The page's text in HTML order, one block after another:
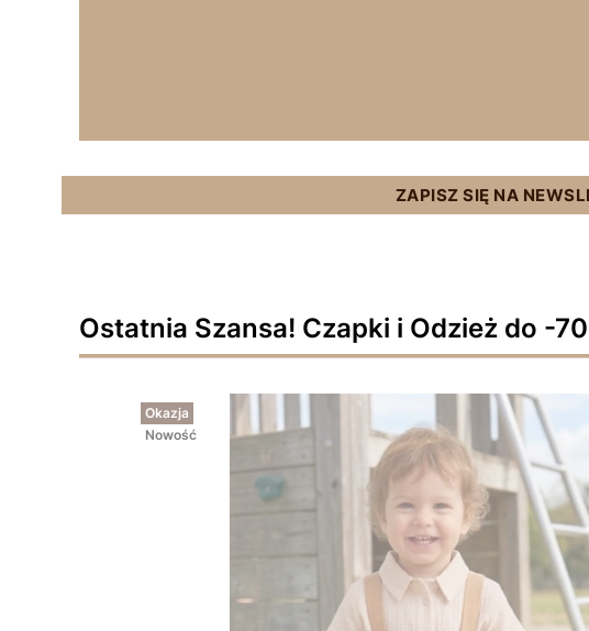
ZAPISZ SIĘ NA
Ostatnia Szansa! Czapki i Odzież do -
Okazja
Nowość